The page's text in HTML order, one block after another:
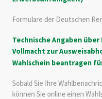
Formulare der Deutschen
Technische Angaben
Vollmacht zur
Wahlschein beantragen
Sobald Sie Ihre
können Sie online einen